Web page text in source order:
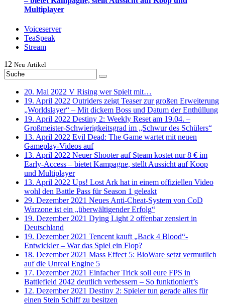
Multiplayer
Voiceserver
TeaSpeak
Stream
12 Neu Artikel
20. Mai 2022 V Rising wer Spielt mit…
19. April 2022 Outriders zeigt Teaser zur großen Erweiterung
„Worldslayer“ – Mit dickem Boss und Datum der Enthüllung
19. April 2022 Destiny 2: Weekly Reset am 19.04. –
Großmeister-Schwierigkeitsgrad im „Schwur des Schülers“
13. April 2022 Evil Dead: The Game wartet mit neuen
Gameplay-Videos auf
13. April 2022 Neuer Shooter auf Steam kostet nur 8 € im
Early-Access – bietet Kampagne, stellt Aussicht auf Koop
und Multiplayer
13. April 2022 Ups! Lost Ark hat in einem offiziellen Video
wohl den Battle Pass für Season 1 geleakt
29. Dezember 2021 Neues Anti-Cheat-System von CoD
Warzone ist ein „überwältigender Erfolg“
19. Dezember 2021 Dying Light 2 offenbar zensiert in
Deutschland
19. Dezember 2021 Tencent kauft „Back 4 Blood“-
Entwickler – War das Spiel ein Flop?
18. Dezember 2021 Mass Effect 5: BioWare setzt vermutlich
auf die Unreal Engine 5
17. Dezember 2021 Einfacher Trick soll eure FPS in
Battlefield 2042 deutlich verbessern – So funktioniert’s
12. Dezember 2021 Destiny 2: Spieler tun gerade alles für
einen Stein Schiff zu besitzen